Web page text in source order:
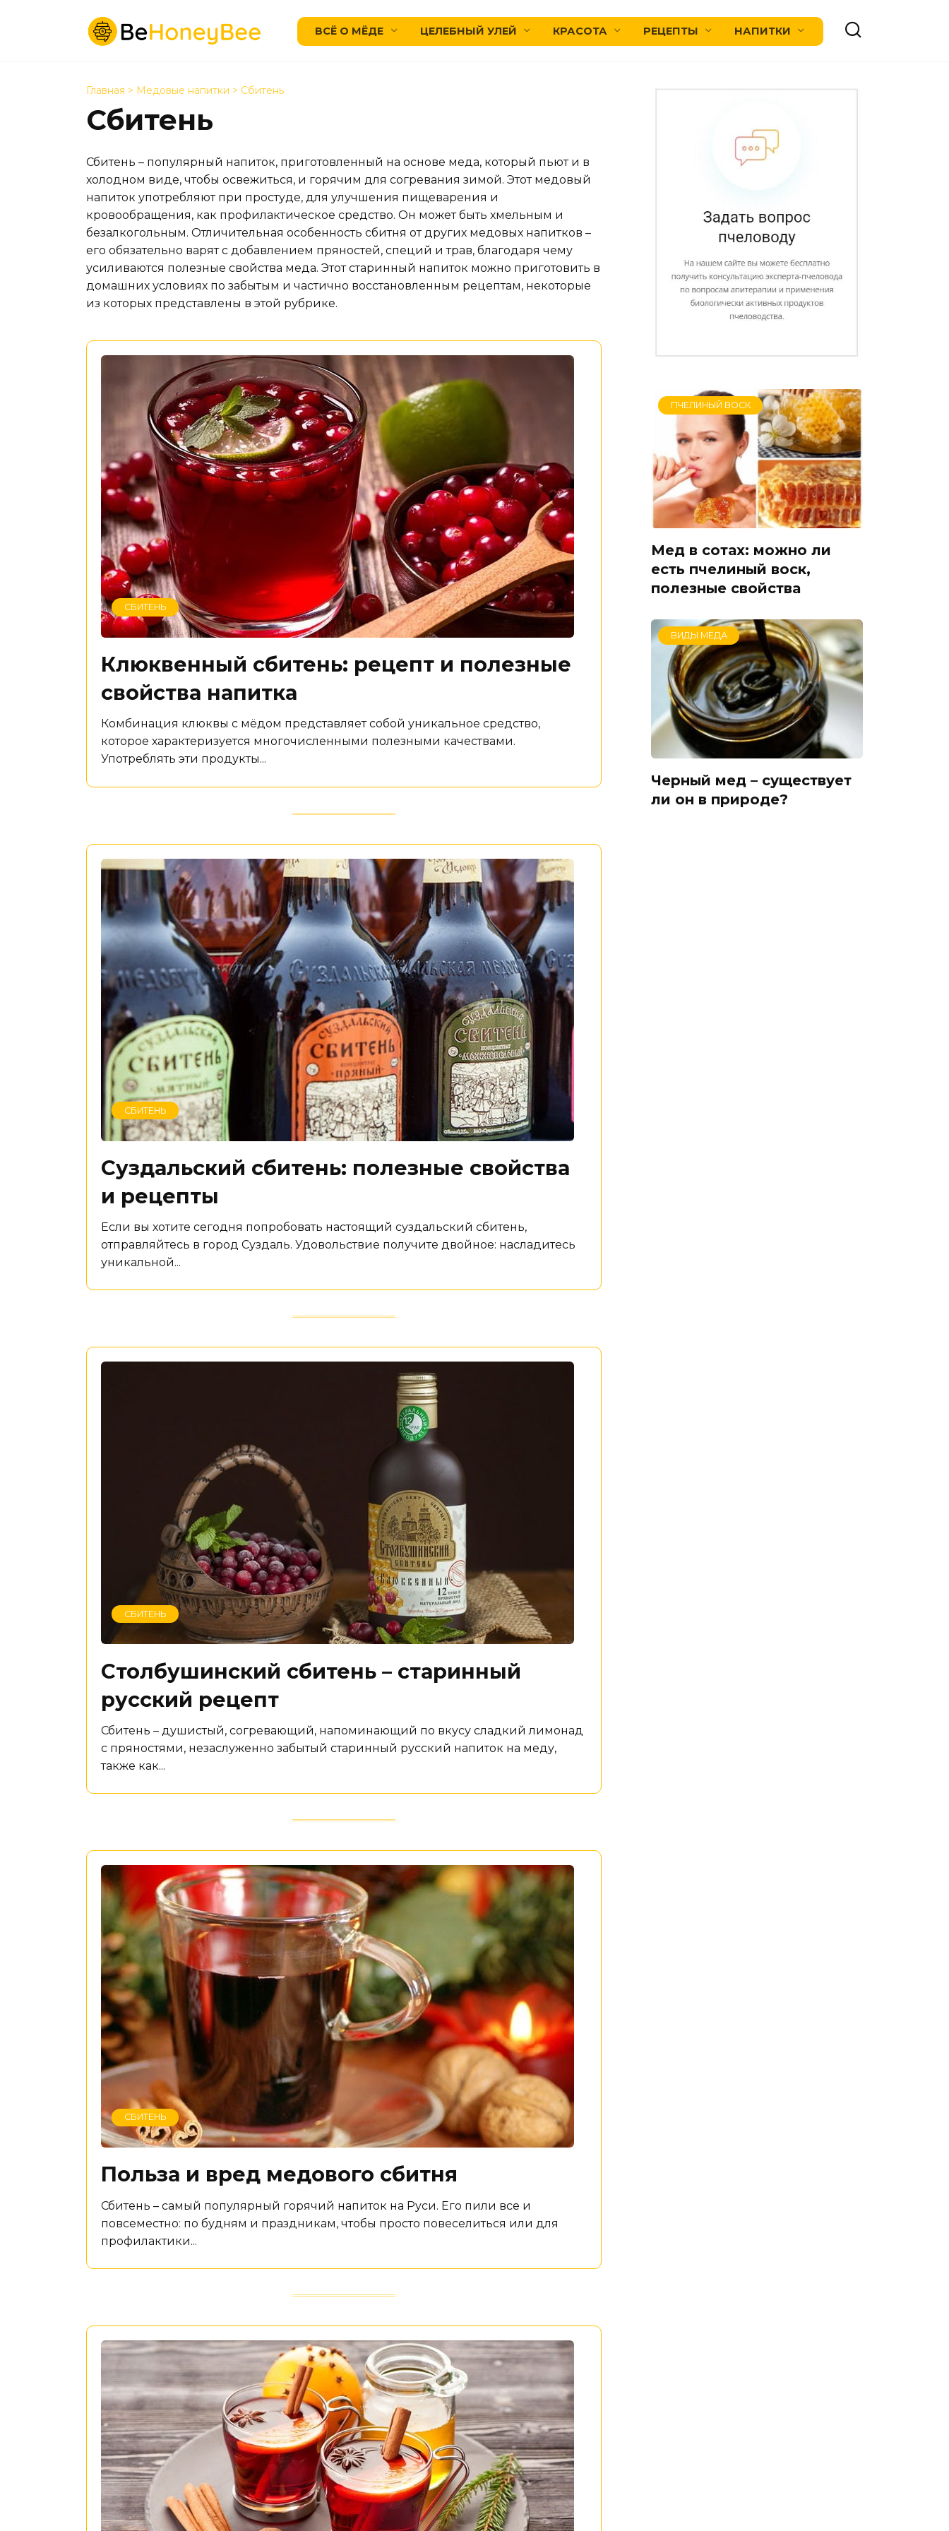
ВСЁ О МЁДЕ ЦЕЛЕБНЫЙ УЛЕЙ КРАСОТА РЕЦЕПТЫ НАПИТКИ
Главная > Медовые напитки > Сбитень
Сбитень
Сбитень – популярный напиток, приготовленный на основе меда, который пьют и в
холодном виде, чтобы освежиться, и горячим для согревания зимой. Этот медовый
напиток употребляют при простуде, для улучшения пищеварения и
кровообращения, как профилактическое средство. Он может быть хмельным и
безалкогольным. Отличительная особенность сбитня от других медовых напитков –
его обязательно варят с добавлением пряностей, специй и трав, благодаря чему
усиливаются полезные свойства меда. Этот старинный напиток можно приготовить в
домашних условиях по забытым и частично восстановленным рецептам, некоторые
из которых представлены в этой рубрике.
СБИТЕНЬ
Клюквенный сбитень: рецепт и полезные
свойства напитка
Комбинация клюквы с мёдом представляет собой уникальное средство,
которое характеризуется многочисленными полезными качествами.
Употреблять эти продукты...
СБИТЕНЬ
Суздальский сбитень: полезные свойства
и рецепты
Если вы хотите сегодня попробовать настоящий суздальский сбитень,
отправляйтесь в город Суздаль. Удовольствие получите двойное: насладитесь
уникальной...
СБИТЕНЬ
Столбушинский сбитень – старинный
русский рецепт
Сбитень – душистый, согревающий, напоминающий по вкусу сладкий лимонад
с пряностями, незаслуженно забытый старинный русский напиток на меду,
также как...
СБИТЕНЬ
Польза и вред медового сбитня
Сбитень – самый популярный горячий напиток на Руси. Его пили все и
повсеместно: по будням и праздникам, чтобы просто повеселиться или для
профилактики...
ПЧЕЛИНЫЙ ВОСК
Мед в сотах: можно ли
есть пчелиный воск,
полезные свойства
ВИДЫ МЁДА
Черный мед – существует
ли он в природе?